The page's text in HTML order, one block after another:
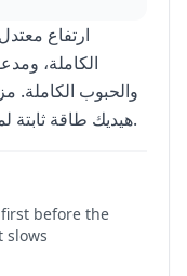
ارتفاع
الكاملة،
والحبوب الكاملة.
هيديك طاقة ثابتة لمدة 3-4 ساعات من غير هبوط مفاجئ.
before the
slows